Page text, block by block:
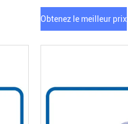
Obtenez le meilleur prix